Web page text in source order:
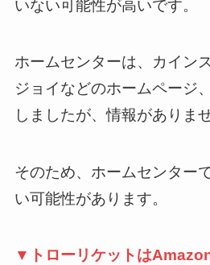
いない可能性が高いです。
ホームセンターは、カイン
ジョイなどのホームページ
しましたが、情報がありま
そのため、ホームセンター
い可能性があります。
▼トローリケットは